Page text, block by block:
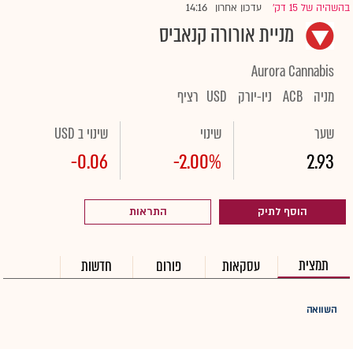
בהשהיה של 15 דק' |עדכון אחרון 14:16
מניית אורורה קנאביס
Aurora Cannabis
מניה ACB ניו-יורק USD רציף
שער
2.93
שינוי
-2.00%
שינוי ב USD
-0.06
הוסף לתיק התראות
תמצית עסקאות פורום חדשות
השוואה